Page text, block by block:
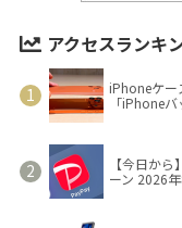
アクセスランキ
iPhoneケー
「iPhone
【今日か
ーン 2026